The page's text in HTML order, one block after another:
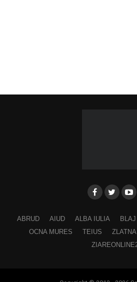
ABRUD AIUD ALBA IULIA BLAJ
OCNA MURES
TEIUS ZLATNA